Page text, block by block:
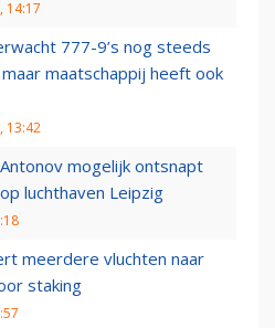
14:17
777-9’s nog steeds
maatschappij heeft ook
13:42
mogelijk ontsnapt
luchthaven Leipzig
meerdere vluchten naar
staking